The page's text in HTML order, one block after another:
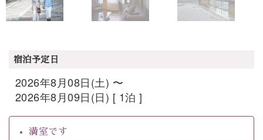
宿泊予定日
2026年8月08日(土) 〜
2026年8月09日(日) [ 1泊 ]
満室です